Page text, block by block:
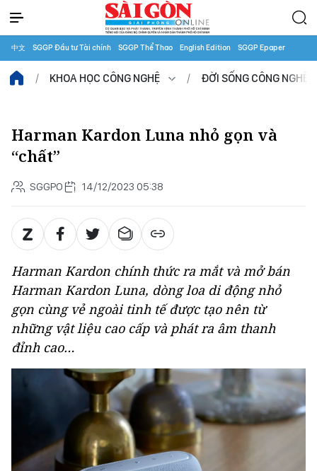
中文 SGGP Đầu tư Tài chính SGGP Thể Thao English Edition SGGP Epaper
KHOA HỌC CÔNG NGHỆ ĐỜI SỐNG CÔNG NGHỆ
Harman Kardon Luna nhỏ gọn và
“chất”
SGGPO 14/12/2023 05:38
Harman Kardon chính thức ra mắt và mở bán
Harman Kardon Luna, dòng loa di động nhỏ
gọn cùng vẻ ngoài tinh tế được tạo nên từ
những vật liệu cao cấp và phát ra âm thanh
đỉnh cao…